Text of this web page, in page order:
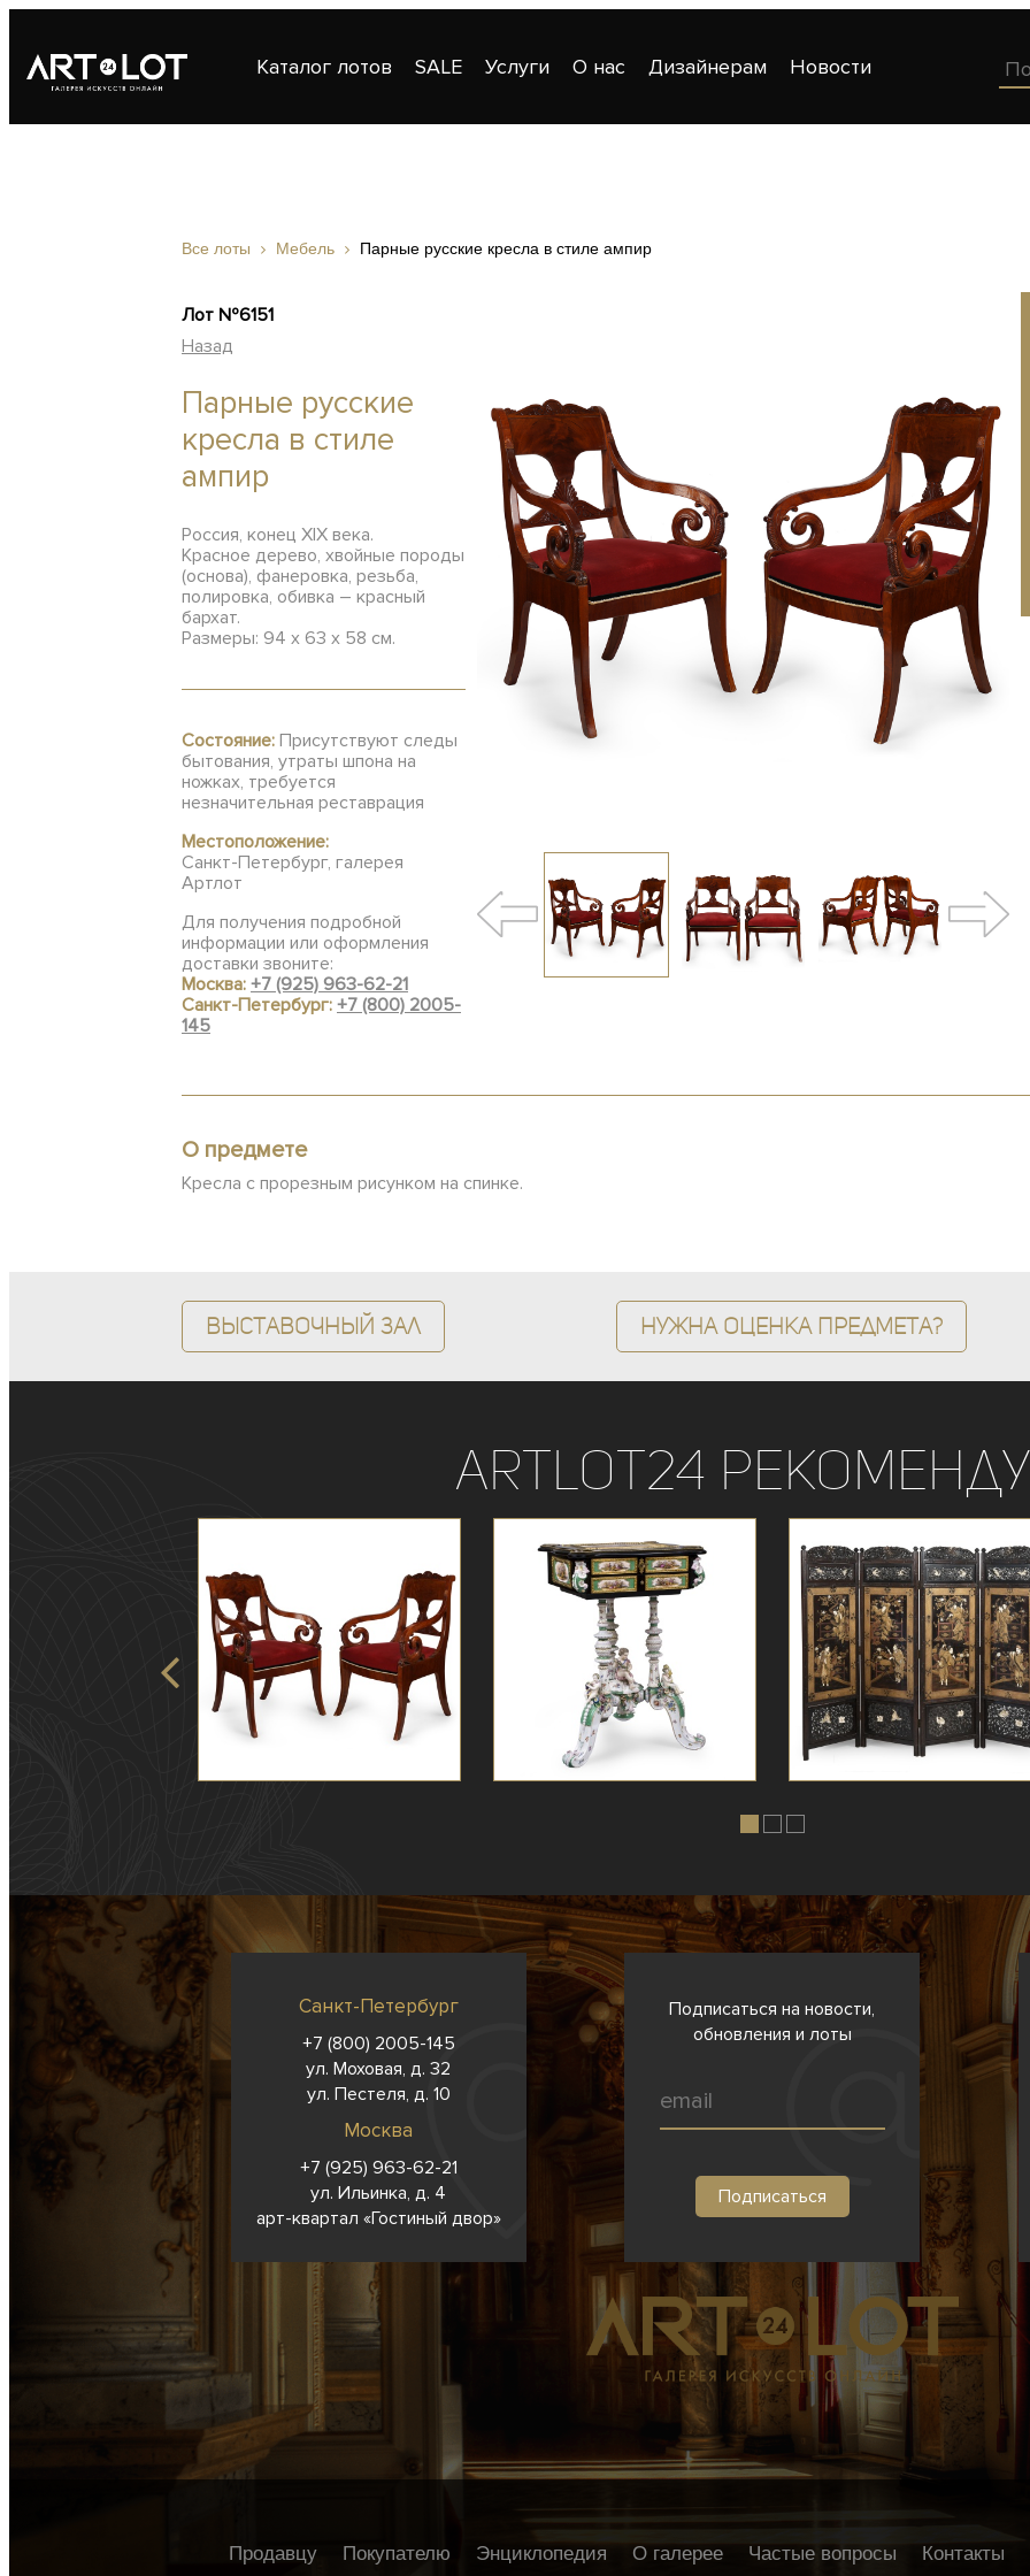
Каталог лотов SALE Услуги О нас Дизайнерам Новости
Все лоты Мебель Парные русские кресла в стиле ампир
Лот №6151
Назад
Парные русские
кресла в стиле
ампир
Россия, конец XIX века.
Красное дерево, хвойные породы
(основа), фанеровка, резьба,
полировка, обивка – красный
бархат.
Размеры: 94 х 63 х 58 см.
Состояние: Присутствуют следы
бытования, утраты шпона на
ножках, требуется
незначительная реставрация
Местоположение:
Санкт-Петербург, галерея
Артлот
Для получения подробной
информации или оформления
доставки звоните:
Москва: +7 (925) 963-62-21
Санкт-Петербург: +7 (800) 2005-
145
О предмете
Кресла с прорезным рисунком на спинке.
Выставочный зал Нужна оценка предмета?
ArtLot24
Санкт-Петербург
+7 (800) 2005-145
ул. Моховая, д. 32
ул. Пестеля, д. 10
Москва
+7 (925) 963-62-21
ул. Ильинка, д. 4
арт-квартал «Гостиный двор»
Подписаться на новости,
обновления и лоты
Продавцу Покупателю Энциклопедия О галерее Частые вопросы Контакты